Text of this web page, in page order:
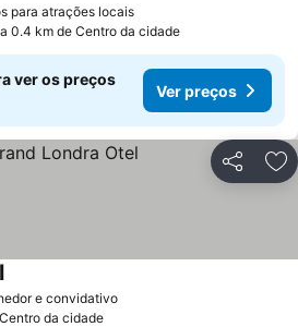
para atrações locais
a 0.4 km de Centro da cidade
ver os preços
Ver preços
Partilhar
e convidativo
da cidade